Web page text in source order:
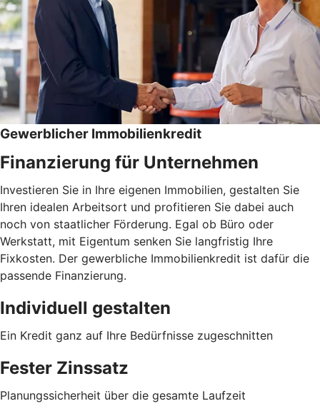
Gewerblicher Immobilienkredit
Finanzierung für Unternehmen
Investieren Sie in Ihre eigenen Immobilien, gestalten Sie
Ihren idealen Arbeitsort und profitieren Sie dabei auch
noch von staatlicher Förderung. Egal ob Büro oder
Werkstatt, mit Eigentum senken Sie langfristig Ihre
Fixkosten. Der gewerbliche Immobilienkredit ist dafür die
passende Finanzierung.
Individuell gestalten
Ein Kredit ganz auf Ihre Bedürfnisse zugeschnitten
Fester Zinssatz
Planungssicherheit über die gesamte Laufzeit